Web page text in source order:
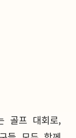
골프 대회로,